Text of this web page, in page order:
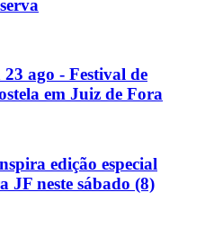
23 ago - Festival de
em Juiz de Fora
edição especial
JF neste sábado (8)